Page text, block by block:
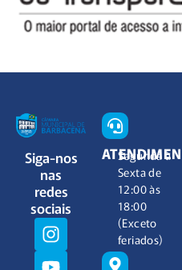
Siga-nos
nas
redes
sociais
Segunda à
Sexta de
12:00 às
18:00
(Exceto
feriados)